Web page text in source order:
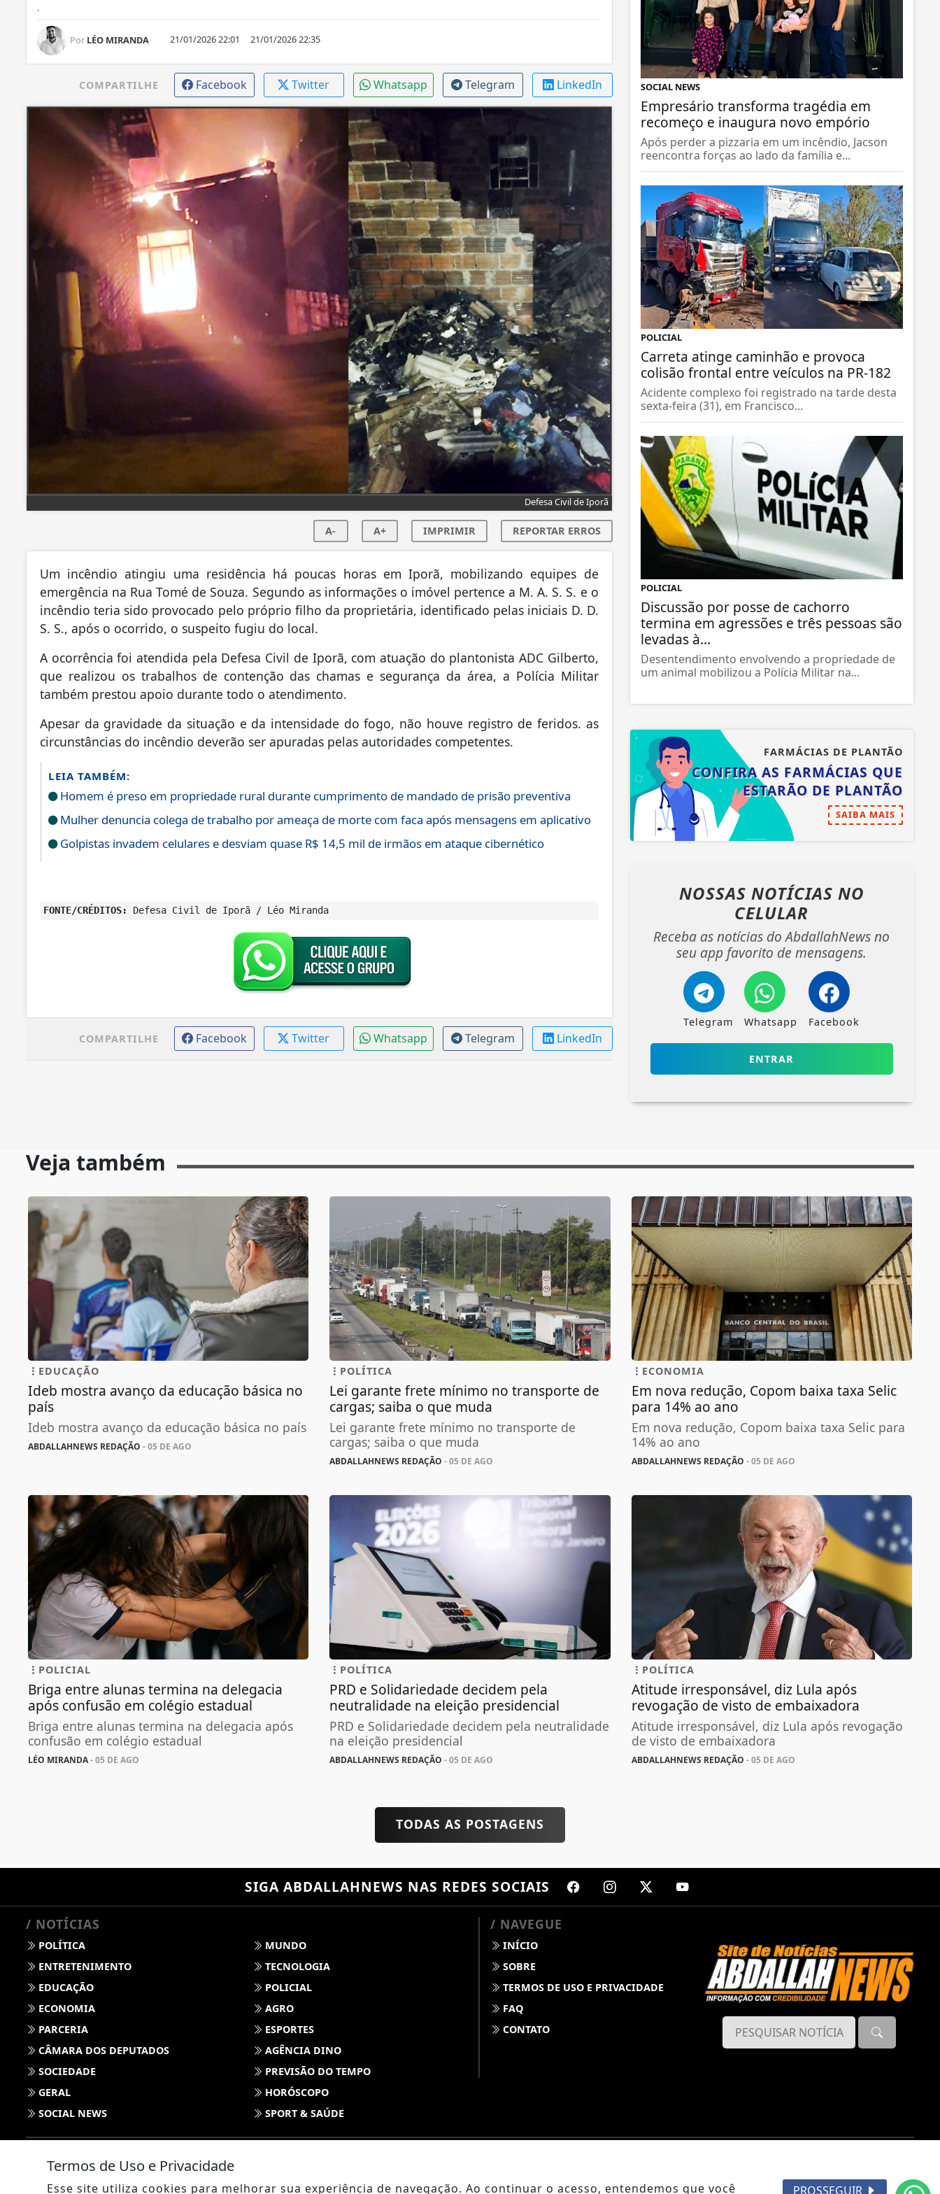
.
Por LÉO MIRANDA 21/01/2026 22:01 21/01/2026 22:35
COMPARTILHE Facebook Twitter Whatsapp Telegram LinkedIn
Defesa Civil de Iporã
A- A+ IMPRIMIR REPORTAR ERROS
Um incêndio atingiu uma residência há poucas horas em Iporã, mobilizando equipes de
emergência na Rua Tomé de Souza. Segundo as informações o imóvel pertence a M. A. S. S. e o
incêndio teria sido provocado pelo próprio filho da proprietária, identificado pelas iniciais D. D.
S. S., após o ocorrido, o suspeito fugiu do local.
A ocorrência foi atendida pela Defesa Civil de Iporã, com atuação do plantonista ADC Gilberto,
que realizou os trabalhos de contenção das chamas e segurança da área, a Polícia Militar
também prestou apoio durante todo o atendimento.
Apesar da gravidade da situação e da intensidade do fogo, não houve registro de feridos. as
circunstâncias do incêndio deverão ser apuradas pelas autoridades competentes.
LEIA TAMBÉM:
Homem é preso em propriedade rural durante cumprimento de mandado de prisão preventiva
Mulher denuncia colega de trabalho por ameaça de morte com faca após mensagens em aplicativo
Golpistas invadem celulares e desviam quase R$ 14,5 mil de irmãos em ataque cibernético
FONTE/CRÉDITOS: Defesa Civil de Iporã / Léo Miranda
COMPARTILHE Facebook Twitter Whatsapp Telegram LinkedIn
SOCIAL NEWS
Empresário transforma tragédia em
recomeço e inaugura novo empório
Após perder a pizzaria em um incêndio, Jacson
reencontra forças ao lado da família e...
POLICIAL
Carreta atinge caminhão e provoca
colisão frontal entre veículos na PR-182
Acidente complexo foi registrado na tarde desta
sexta-feira (31), em Francisco...
POLICIAL
Discussão por posse de cachorro
termina em agressões e três pessoas são
levadas à...
Desentendimento envolvendo a propriedade de
um animal mobilizou a Polícia Militar na...
FARMÁCIAS DE PLANTÃO
CONFIRA AS FARMÁCIAS QUE
ESTARÃO DE PLANTÃO
SAIBA MAIS
NOSSAS NOTÍCIAS NO
CELULAR
Receba as notícias do AbdallahNews no
seu app favorito de mensagens.
Telegram Whatsapp Facebook
ENTRAR
Veja também
EDUCAÇÃO
Ideb mostra avanço da educação básica no
país
Ideb mostra avanço da educação básica no país
ABDALLAHNEWS REDAÇÃO - 05 DE AGO
POLÍTICA
Lei garante frete mínimo no transporte de
cargas; saiba o que muda
Lei garante frete mínimo no transporte de
cargas; saiba o que muda
ABDALLAHNEWS REDAÇÃO - 05 DE AGO
ECONOMIA
Em nova redução, Copom baixa taxa Selic
para 14% ao ano
Em nova redução, Copom baixa taxa Selic para
14% ao ano
ABDALLAHNEWS REDAÇÃO - 05 DE AGO
POLICIAL
Briga entre alunas termina na delegacia
após confusão em colégio estadual
Briga entre alunas termina na delegacia após
confusão em colégio estadual
LÉO MIRANDA- 05 DE AGO
POLÍTICA
PRD e Solidariedade decidem pela
neutralidade na eleição presidencial
PRD e Solidariedade decidem pela neutralidade
na eleição presidencial
ABDALLAHNEWS REDAÇÃO - 05 DE AGO
POLÍTICA
Atitude irresponsável, diz Lula após
revogação de visto de embaixadora
Atitude irresponsável, diz Lula após revogação
de visto de embaixadora
ABDALLAHNEWS REDAÇÃO - 05 DE AGO
TODAS AS POSTAGENS
SIGA ABDALLAHNEWS NAS REDES SOCIAIS
/ NOTÍCIAS
POLÍTICA
MUNDO
ENTRETENIMENTO
TECNOLOGIA
EDUCAÇÃO
POLICIAL
ECONOMIA
AGRO
PARCERIA
ESPORTES
CÂMARA DOS DEPUTADOS
AGÊNCIA DINO
SOCIEDADE
PREVISÃO DO TEMPO
GERAL
HORÓSCOPO
SOCIAL NEWS
SPORT & SAÚDE
/ NAVEGUE
INÍCIO
SOBRE
TERMOS DE USO E PRIVACIDADE
FAQ
CONTATO
Termos de Uso e Privacidade
Esse site utiliza cookies para melhorar sua experiência de navegação. Ao continuar o acesso, entendemos que você PROSSEGUIR